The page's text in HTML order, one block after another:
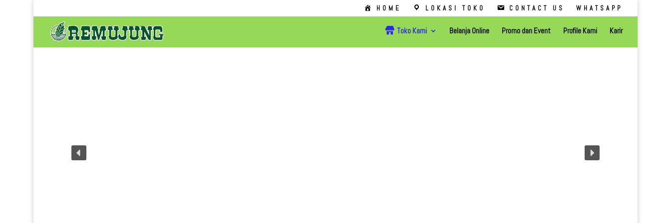
HOME LOKASI TOKO CONTACT US WHATSAPP
Toko Kami Belanja Online Promo dan Event Profile Kami Karir